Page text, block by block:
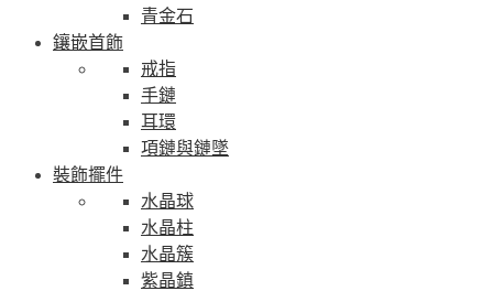
青金石
鑲嵌首飾
戒指
手鏈
耳環
項鏈與鏈墜
裝飾擺件
水晶球
水晶柱
水晶簇
紫晶鎮